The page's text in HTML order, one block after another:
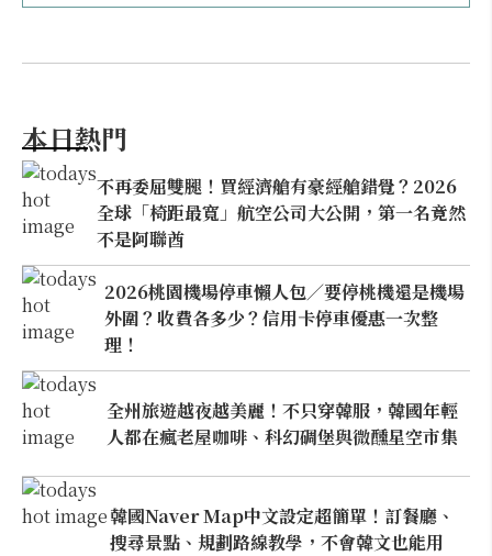
本日熱門
不再委屈雙腿！買經濟艙有豪經艙錯覺？2026
全球「椅距最寬」航空公司大公開，第一名竟然
不是阿聯酋
2026桃園機場停車懶人包／要停桃機還是機場
外圍？收費各多少？信用卡停車優惠一次整
理！
全州旅遊越夜越美麗！不只穿韓服，韓國年輕
人都在瘋老屋咖啡、科幻碉堡與微醺星空市集
韓國Naver Map中文設定超簡單！訂餐廳、
搜尋景點、規劃路線教學，不會韓文也能用